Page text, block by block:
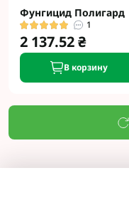
Фунгицид Полигард
1
2 137.52 ₴
В корзину